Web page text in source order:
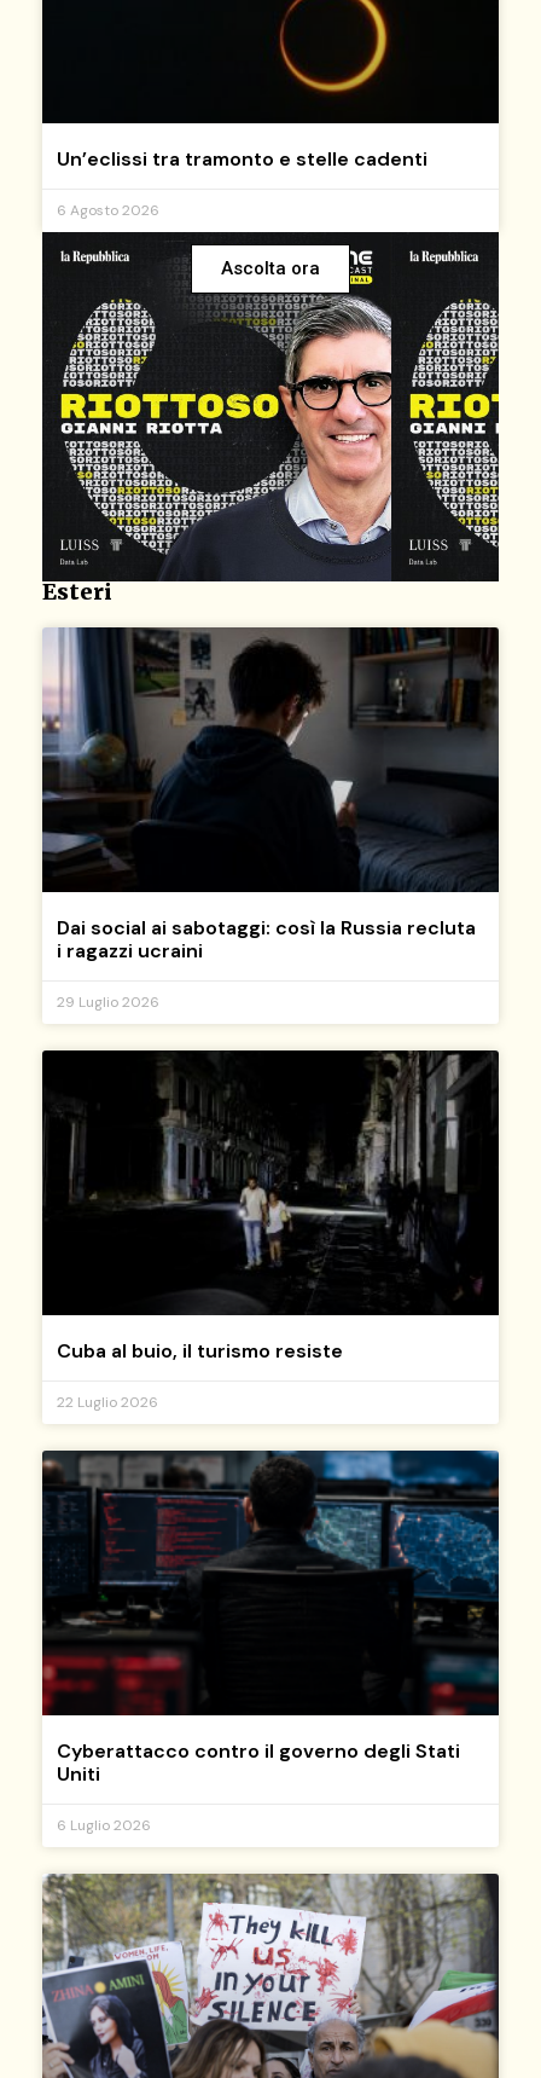
Un’eclissi tra tramonto e stelle cadenti
6 Agosto 2026
Ascolta ora
Esteri
Dai social ai sabotaggi: così la Russia recluta
i ragazzi ucraini
29 Luglio 2026
Cuba al buio, il turismo resiste
22 Luglio 2026
Cyberattacco contro il governo degli Stati
Uniti
6 Luglio 2026